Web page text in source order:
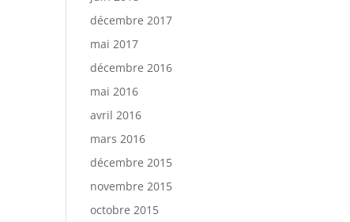
décembre 2017
mai 2017
décembre 2016
mai 2016
avril 2016
mars 2016
décembre 2015
novembre 2015
octobre 2015